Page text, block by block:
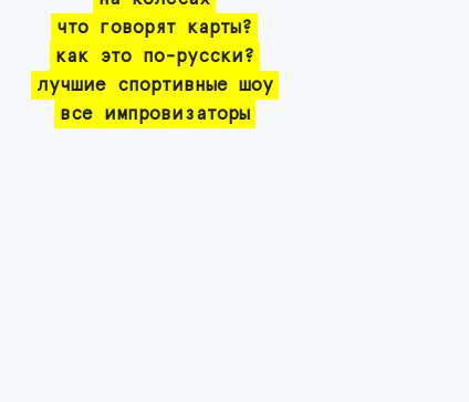
что говорят карты?
как это по-русски?
лучшие спортивные шоу
все импровизаторы